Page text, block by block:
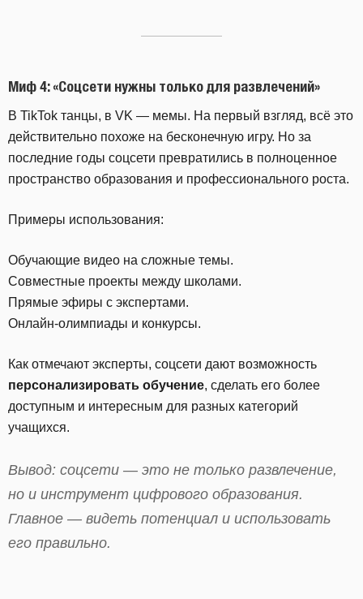
Миф 4: «Соцсети нужны только для развлечений»
В TikTok танцы, в VK — мемы. На первый взгляд, всё это
действительно похоже на бесконечную игру. Но за
последние годы соцсети превратились в полноценное
пространство образования и профессионального роста.
Примеры использования:
Обучающие видео на сложные темы.
Совместные проекты между школами.
Прямые эфиры с экспертами.
Онлайн-олимпиады и конкурсы.
Как отмечают эксперты, соцсети дают возможность
персонализировать обучение, сделать его более
доступным и интересным для разных категорий
учащихся.
Вывод: соцсети — это не только развлечение,
но и инструмент цифрового образования.
Главное — видеть потенциал и использовать
его правильно.